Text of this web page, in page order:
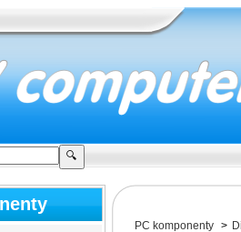
PC komponenty >